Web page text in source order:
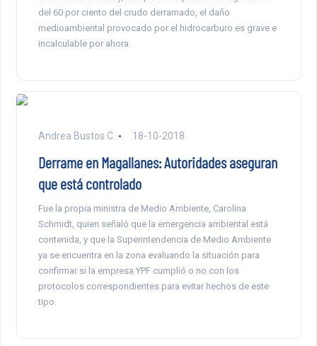
del 60 por ciento del crudo derramado, el daño
medioambiental provocado por el hidrocarburo es grave e
incalculable por ahora.
Andrea Bustos C. 18-10-2018
Derrame en Magallanes: Autoridades aseguran
que está controlado
Fue la propia ministra de Medio Ambiente, Carolina
Schmidt, quien señaló que la emergencia ambiental está
contenida, y que la Superintendencia de Medio Ambiente
ya se encuentra en la zona evaluando la situación para
confirmar si la empresa YPF cumplió o no con los
protocolos correspondientes para evitar hechos de este
tipo.